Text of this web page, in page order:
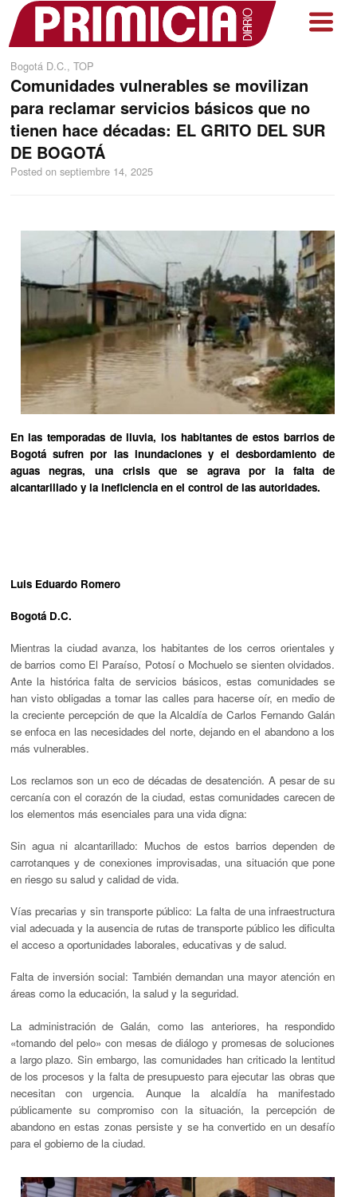
Bogotá D.C., TOP
Comunidades vulnerables se movilizan
para reclamar servicios básicos que no
tienen hace décadas: EL GRITO DEL SUR
DE BOGOTÁ
Posted on septiembre 14, 2025
En las temporadas de lluvia, los habitantes de estos barrios de
Bogotá sufren por las inundaciones y el desbordamiento de
aguas negras, una crisis que se agrava por la falta de
alcantarillado y la ineficiencia en el control de las autoridades.
Luis Eduardo Romero
Bogotá D.C.
Mientras la ciudad avanza, los habitantes de los cerros orientales y
de barrios como El Paraíso, Potosí o Mochuelose sienten olvidados.
Ante la histórica falta de servicios básicos, estas comunidades se
han visto obligadas a tomar las calles para hacerse oír, en medio de
la creciente percepción de que la Alcaldía deCarlos Fernando Galán
se enfoca en las necesidades del norte, dejando en el abandono a los
más vulnerables.
Los reclamos son un eco de décadas de desatención. A pesar de su
cercanía con el corazón de la ciudad, estas comunidades carecen de
los elementos más esenciales para una vida digna:
Sin agua ni alcantarillado: Muchos de estos barrios dependen de
carrotanques y de conexiones improvisadas, una situación que pone
en riesgo su salud y calidad de vida.
Vías precarias y sin transporte público: La falta de una infraestructura
vial adecuada y la ausencia de rutas de transporte público les dificulta
el acceso a oportunidades laborales, educativas y de salud.
Falta de inversión social: También demandan una mayor atención en
áreas como la educación, la salud y la seguridad.
La administración de Galán, como las anteriores, ha respondido
«tomando del pelo» con mesas de diálogo y promesas de soluciones
a largo plazo. Sin embargo, las comunidades han criticado la lentitud
de los procesos y la falta de presupuesto para ejecutar las obras que
necesitan con urgencia. Aunque la alcaldía ha manifestado
públicamente su compromiso con la situación, la percepción de
abandono en estas zonas persiste y se ha convertido en un desafío
para el gobierno de la ciudad.